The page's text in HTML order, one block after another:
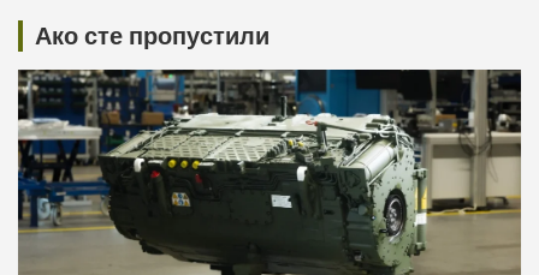
Ако сте пропустили